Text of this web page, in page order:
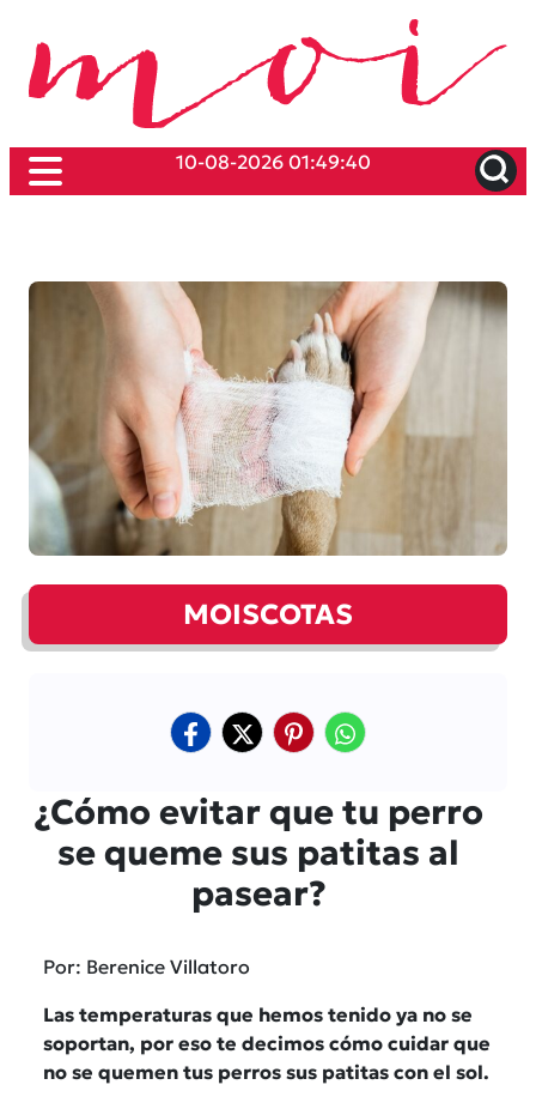
10-08-2026 01:49:40
MOISCOTAS
¿Cómo evitar que tu perro
se queme sus patitas al
pasear?
Por: Berenice Villatoro
Las temperaturas que hemos tenido ya no se
soportan, por eso te decimos cómo cuidar que
no se quemen tus perros sus patitas con el sol.